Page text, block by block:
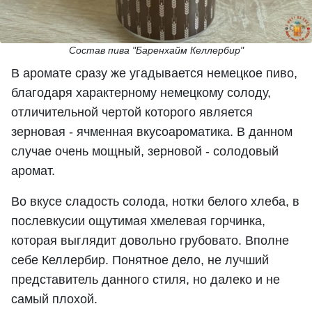
Состав пива "Баренхайм Келлербир"
В аромате сразу же угадывается немецкое пиво,
благодаря характерному немецкому солоду,
отличительной чертой которого является
зерновая - ячменная вкусоароматика. В данном
случае очень мощный, зерновой - солодовый
аромат.
Во вкусе сладость солода, нотки белого хлеба, в
послевкусии ощутимая хмелевая горчинка,
которая выглядит довольно грубовато. Вполне
себе Келлербир. Понятное дело, не лучший
представитель данного стиля, но далеко и не
самый плохой.